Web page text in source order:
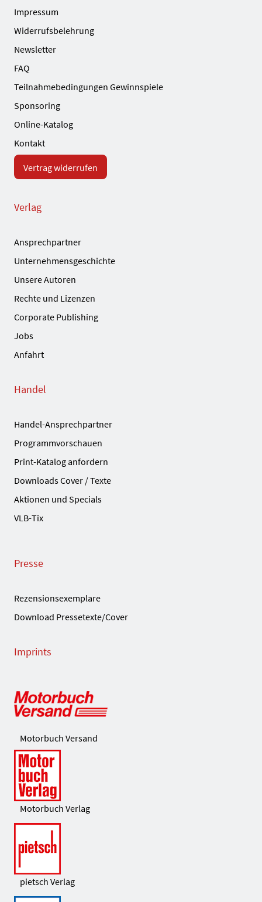
Impressum
Widerrufsbelehrung
Newsletter
FAQ
Teilnahmebedingungen Gewinnspiele
Sponsoring
Online-Katalog
Kontakt
Vertrag widerrufen
Verlag
Ansprechpartner
Unternehmensgeschichte
Unsere Autoren
Rechte und Lizenzen
Corporate Publishing
Jobs
Anfahrt
Handel
Handel-Ansprechpartner
Programmvorschauen
Print-Katalog anfordern
Downloads Cover / Texte
Aktionen und Specials
VLB-Tix
Presse
Rezensionsexemplare
Download Pressetexte/Cover
Imprints
Motorbuch Versand
Motorbuch Verlag
pietsch Verlag